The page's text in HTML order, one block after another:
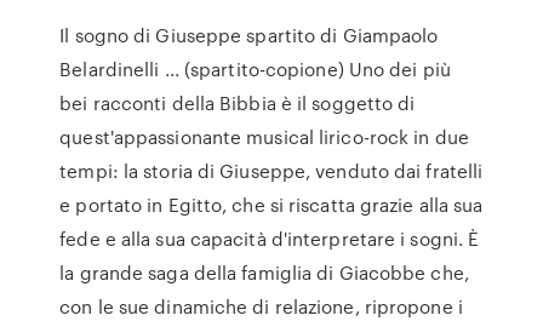
Il sogno di Giuseppe spartito di Giampaolo
Belardinelli ... (spartito-copione) Uno dei più
bei racconti della Bibbia è il soggetto di
quest'appassionante musical lirico-rock in due
tempi: la storia di Giuseppe, venduto dai fratelli
e portato in Egitto, che si riscatta grazie alla sua
fede e alla sua capacità d'interpretare i sogni. È
la grande saga della famiglia di Giacobbe che,
con le sue dinamiche di relazione, ripropone i